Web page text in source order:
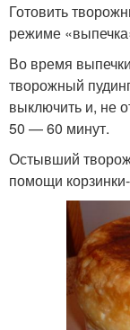
Готовить
режиме
Во время
творожный
выключить и, не
50 — 60 минут.
Остывший
помощи